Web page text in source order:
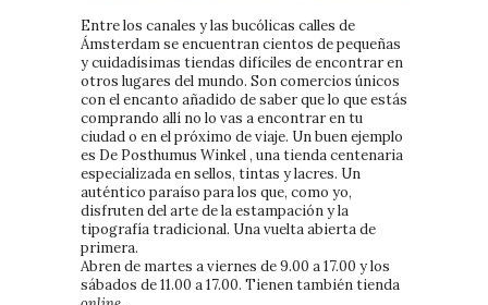
Entre los canales y las bucólicas calles de
Ámsterdam se encuentran cientos de pequeñas
y cuidadísimas tiendas difíciles de encontrar en
otros lugares del mundo. Son comercios únicos
con el encanto añadido de saber que lo que estás
comprando allí no lo vas a encontrar en tu
ciudad o en el próximo de viaje. Un buen ejemplo
es De Posthumus Winkel , una tienda centenaria
especializada en sellos, tintas y lacres. Un
auténtico paraíso para los que, como yo,
disfruten del arte de la estampación y la
tipografía tradicional. Una vuelta abierta de
primera.
Abren de martes a viernes de 9.00 a 17.00 y los
sábados de 11.00 a 17.00. Tienen también tienda